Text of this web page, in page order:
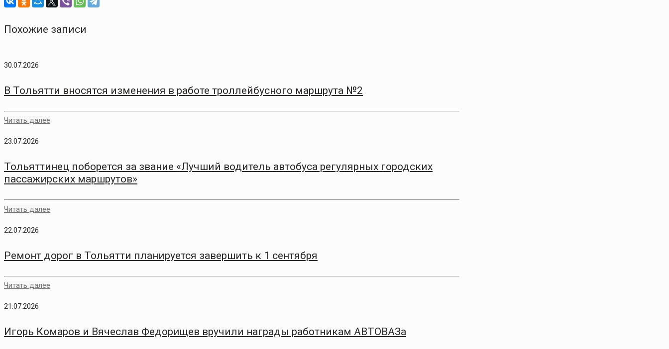
Похожие записи
30.07.2026
В Тольятти вносятся изменения в работе троллейбусного маршрута №2
Читать далее
23.07.2026
Тольяттинец поборется за звание «Лучший водитель автобуса регулярных городских
пассажирских маршрутов»
Читать далее
22.07.2026
Ремонт дорог в Тольятти планируется завершить к 1 сентября
Читать далее
21.07.2026
Игорь Комаров и Вячеслав Федорищев вручили награды работникам АВТОВАЗа